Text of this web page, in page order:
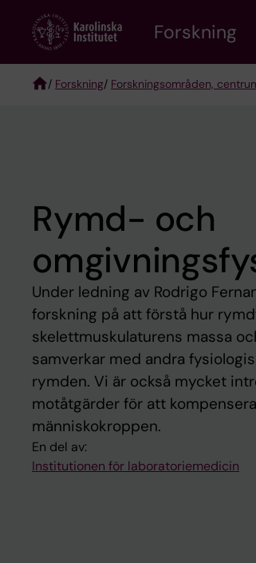
content
Forskning
/ Forskning/ Forskningsområden,
Rymd- och
Under ledning av Rodrigo
forskning på att förstå hur
skelettmuskulaturens massa
samverkar med andra
rymden. Vi är också mycket
motåtgärder för att
människokroppen.
En del av:
Institutionen för laboratoriemedicin